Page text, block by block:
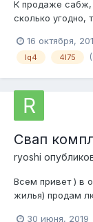
К продаже сабж,
сколько угодно,
нынче пилим. На
дросселем,
16 октября,
lq4 4l75
Свап
ryoshi
Всем привет ) в
жилья) продам
30 июня, 2019